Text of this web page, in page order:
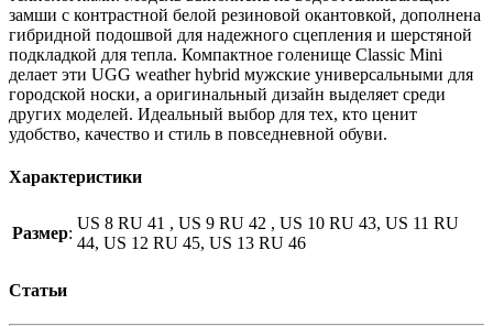
замши с контрастной белой резиновой окантовкой, дополнена
гибридной подошвой для надежного сцепления и шерстяной
подкладкой для тепла. Компактное голенище Classic Mini
делает эти UGG weather hybrid мужские универсальными для
городской носки, а оригинальный дизайн выделяет среди
других моделей. Идеальный выбор для тех, кто ценит
удобство, качество и стиль в повседневной обуви.
Характеристики
Размер:
US 8 RU 41 , US 9 RU 42 , US 10 RU 43, US 11 RU
44, US 12 RU 45, US 13 RU 46
Статьи